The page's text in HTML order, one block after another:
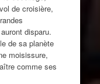
de croisière,
disparu.
de sa planète
moisissure,
comme ses